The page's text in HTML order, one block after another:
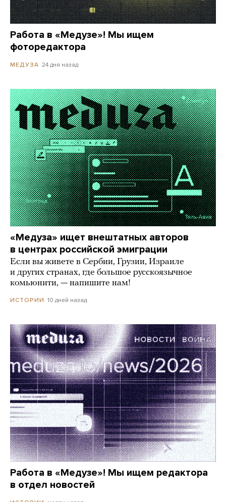
Работа в «Медузе»! Мы ищем
фоторедактора
МЕДУЗА 24 дня назад
«Медуза» ищет внештатных авторов
в центрах российской эмиграции
Если вы живете в Сербии, Грузии, Израиле
и других странах, где большое русскоязычное
комьюнити, — напишите нам!
ИСТОРИИ 10 дней назад
Работа в «Медузе»! Мы ищем редактора
в отдел новостей